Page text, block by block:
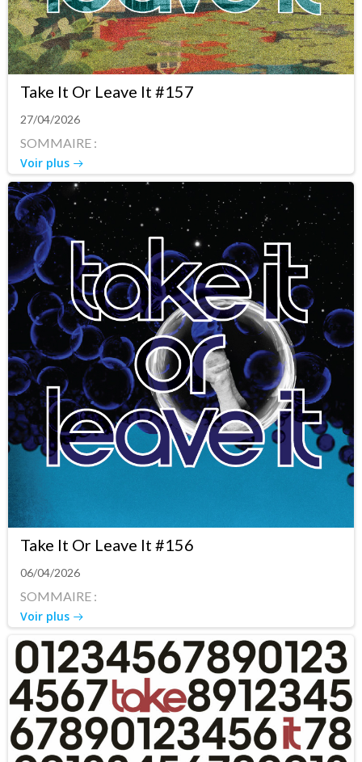
Take It Or Leave It #157
27/04/2026
SOMMAIRE :
Voir plus
Take It Or Leave It #156
06/04/2026
SOMMAIRE :
Voir plus